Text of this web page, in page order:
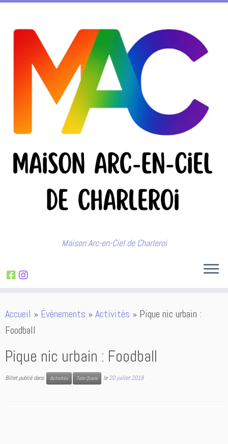
au
contenu
Maison Arc-en-Ciel de Charleroi
Accueil » Évènements »Activités » Pique nic urbain :
Foodball
Pique nic urbain : Foodball
Billet publié dans Activités Tels Quels le20 juillet 2018